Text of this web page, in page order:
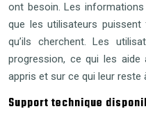
ont besoin. Les
que les utilisateurs
qu’ils cherchent. Les
progression, ce qui les
appris et sur ce qui leur reste
Support technique